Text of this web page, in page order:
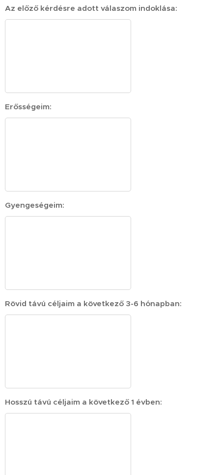
Az előző kérdésre adott válaszom indoklása:
Erősségeim:
Gyengeségeim:
Rövid távú céljaim a következő 3-6 hónapban:
Hosszú távú céljaim a következő 1 évben: